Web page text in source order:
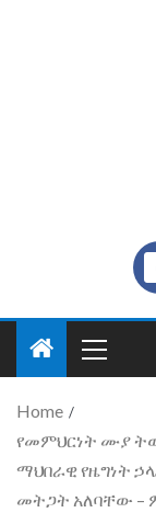
Home
የመምህርነት ሙያ
ማህበራዊ የዜግነት
መትጋት አለባቸው –